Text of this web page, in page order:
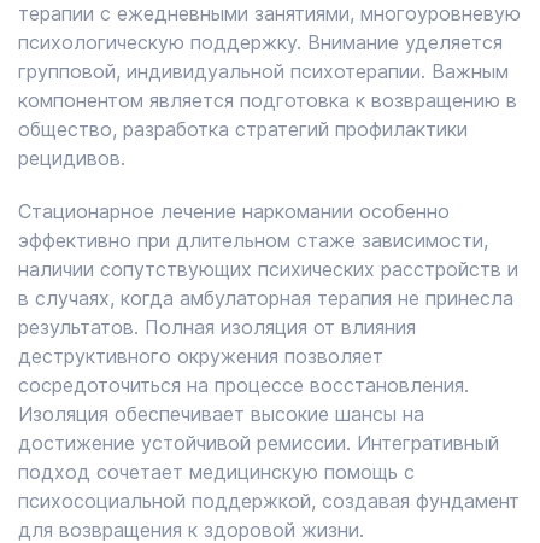
терапии с ежедневными занятиями, многоуровневую
психологическую поддержку. Внимание уделяется
групповой, индивидуальной психотерапии. Важным
компонентом является подготовка к возвращению в
общество, разработка стратегий профилактики
рецидивов.
Стационарное лечение наркомании особенно
эффективно при длительном стаже зависимости,
наличии сопутствующих психических расстройств и
в случаях, когда амбулаторная терапия не принесла
результатов. Полная изоляция от влияния
деструктивного окружения позволяет
сосредоточиться на процессе восстановления.
Изоляция обеспечивает высокие шансы на
достижение устойчивой ремиссии. Интегративный
подход сочетает медицинскую помощь с
психосоциальной поддержкой, создавая фундамент
для возвращения к здоровой жизни.